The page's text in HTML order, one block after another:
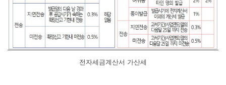
전자세금계산서 가산세